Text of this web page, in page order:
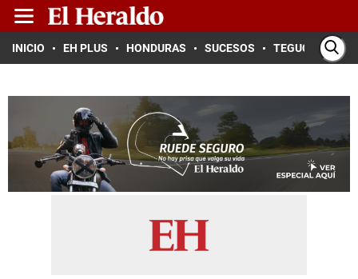
INICIO EH PLUS HONDURAS SUCESOS TEGUCIGALPA